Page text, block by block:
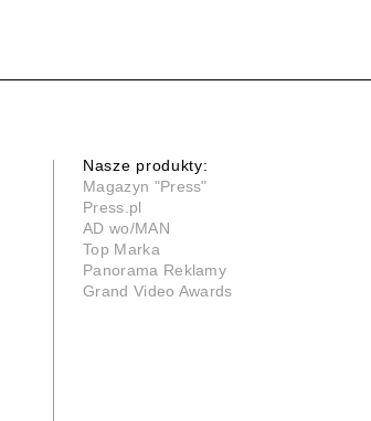
Nasze produkty:
Magazyn "Press"
Press.pl
AD wo/MAN
Top Marka
Panorama Reklamy
Grand Video Awards